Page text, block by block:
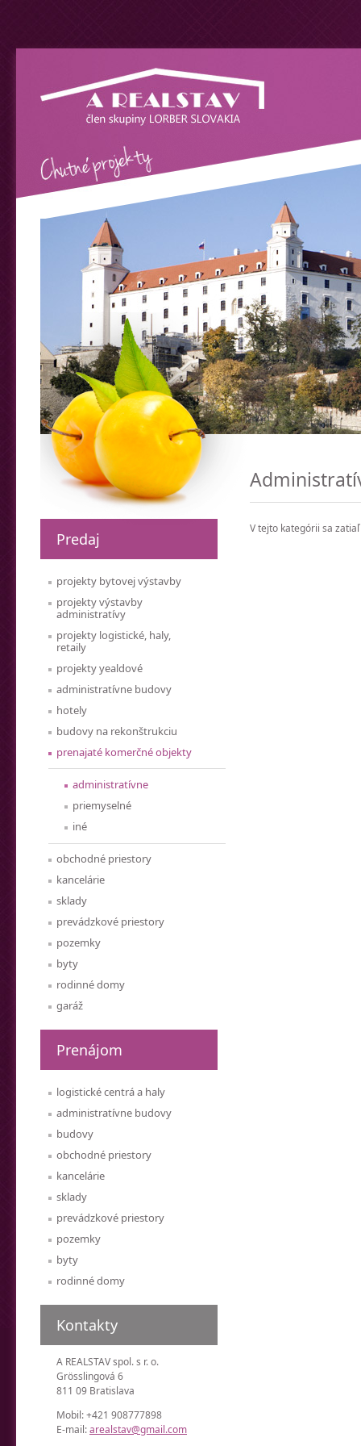
Predaj
projekty bytovej výstavby
projekty výstavby
administratívy
projekty logistické, haly,
retaily
projekty yealdové
administratívne budovy
hotely
budovy na rekonštrukciu
prenajaté komerčné objekty
administratívne
priemyselné
iné
obchodné priestory
kancelárie
sklady
prevádzkové priestory
pozemky
byty
rodinné domy
garáž
Prenájom
logistické centrá a haly
administratívne budovy
budovy
obchodné priestory
kancelárie
sklady
prevádzkové priestory
pozemky
byty
rodinné domy
Kontakty
A REALSTAV spol. s r. o.
Grösslingová 6
811 09 Bratislava
Mobil: +421 908777898
E-mail:arealstav@gmail.com
V tejto kategórii sa